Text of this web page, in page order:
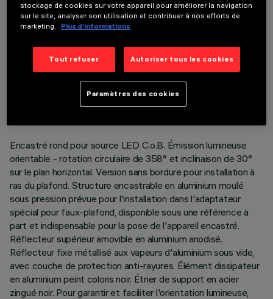
DONNÉES TECHNIQUES
DERNIÈRE MISE À JOUR: 01/08/2026
Encastré rond pour source LED C.o.B. Émission lumineuse
orientable - rotation circulaire de 358° et inclinaison de 30°
sur le plan horizontal. Version sans bordure pour installation à
ras du plafond. Structure encastrable en aluminium moulé
sous pression prévue pour l'installation dans l'adaptateur
spécial pour faux-plafond, disponible sous une référence à
part et indispensable pour la pose de l'appareil encastré.
Réflecteur supérieur amovible en aluminium anodisé.
Réflecteur fixe métallisé aux vapeurs d'aluminium sous vide,
avec couche de protection anti-rayures. Élément dissipateur
en aluminium peint coloris noir. Étrier de support en acier
zingué noir. Pour garantir et faciliter l'orientation lumineuse,
stockage de cookies sur votre appareil pour améliorer la navigation
sur le site, analyser son utilisation et contribuer à nos efforts de
marketing.
Plus d’informations
Tout refuser Autoriser tous les cookies
Paramètres des cookies